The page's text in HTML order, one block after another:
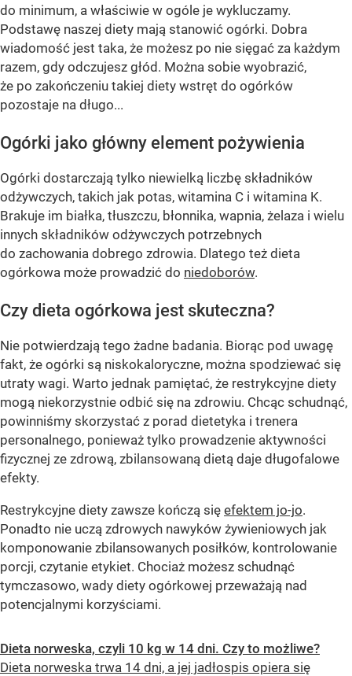
do minimum, a właściwie w ogóle je wykluczamy.
Podstawę naszej diety mają stanowić ogórki. Dobra
wiadomość jest taka, że możesz po nie sięgać za każdym
razem, gdy odczujesz głód. Można sobie wyobrazić,
że po zakończeniu takiej diety wstręt do ogórków
pozostaje na długo...
Ogórki jako główny element pożywienia
Ogórki dostarczają tylko niewielką liczbę składników
odżywczych, takich jak potas, witamina C i witamina K.
Brakuje im białka, tłuszczu, błonnika, wapnia, żelaza i wielu
innych składników odżywczych potrzebnych
do zachowania dobrego zdrowia. Dlatego też dieta
ogórkowa może prowadzić do niedoborów.
Czy dieta ogórkowa jest skuteczna?
Nie potwierdzają tego żadne badania. Biorąc pod uwagę
fakt, że ogórki są niskokaloryczne, można spodziewać się
utraty wagi. Warto jednak pamiętać, że restrykcyjne diety
mogą niekorzystnie odbić się na zdrowiu. Chcąc schudnąć,
powinniśmy skorzystać z porad dietetyka i trenera
personalnego, ponieważ tylko prowadzenie aktywności
fizycznej ze zdrową, zbilansowaną dietą daje długofalowe
efekty.
Restrykcyjne diety zawsze kończą się efektem jo-jo.
Ponadto nie uczą zdrowych nawyków żywieniowych jak
komponowanie zbilansowanych posiłków, kontrolowanie
porcji, czytanie etykiet. Chociaż możesz schudnąć
tymczasowo, wady diety ogórkowej przeważają nad
potencjalnymi korzyściami.
Dieta norweska, czyli 10 kg w 14 dni. Czy to możliwe?
Dieta norweska trwa 14 dni, a jej jadłospis opiera się